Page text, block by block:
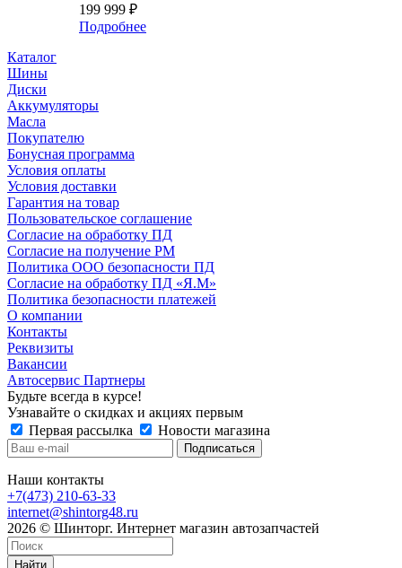
199 999 ₽
Подробнее
Каталог
Шины
Диски
Аккумуляторы
Масла
Покупателю
Бонусная программа
Условия оплаты
Условия доставки
Гарантия на товар
Пользовательское соглашение
Согласие на обработку ПД
Согласие на получение РМ
Политика ООО безопасности ПД
Согласие на обработку ПД «Я.М»
Политика безопасности платежей
О компании
Контакты
Реквизиты
Вакансии
Автосервис Партнеры
Будьте всегда в курсе!
Узнавайте о скидках и акциях первым
Первая рассылка
Новости магазина
Наши контакты
+7(473) 210-63-33
internet@shintorg48.ru
2026 © Шинторг. Интернет магазин автозапчастей
Найти